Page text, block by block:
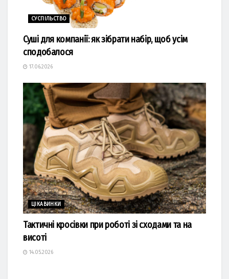
СУСПІЛЬСТВО
Суші для компанії: як зібрати набір, щоб усім
сподобалося
17.06.2026
ЦІКАВИНКИ
Тактичні кросівки при роботі зі сходами та на
висоті
14.05.2026